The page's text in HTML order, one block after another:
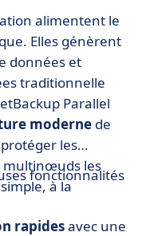
alimentent le
Elles génèrent
données et
traditionnelle
Parallel
moderne de
les
multinœuds les
à la
fonctionnalités
rapidesavec une